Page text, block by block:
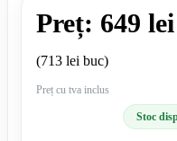
Preț: 649 lei
(713 lei buc)
Preț cu tva inclus
Stoc